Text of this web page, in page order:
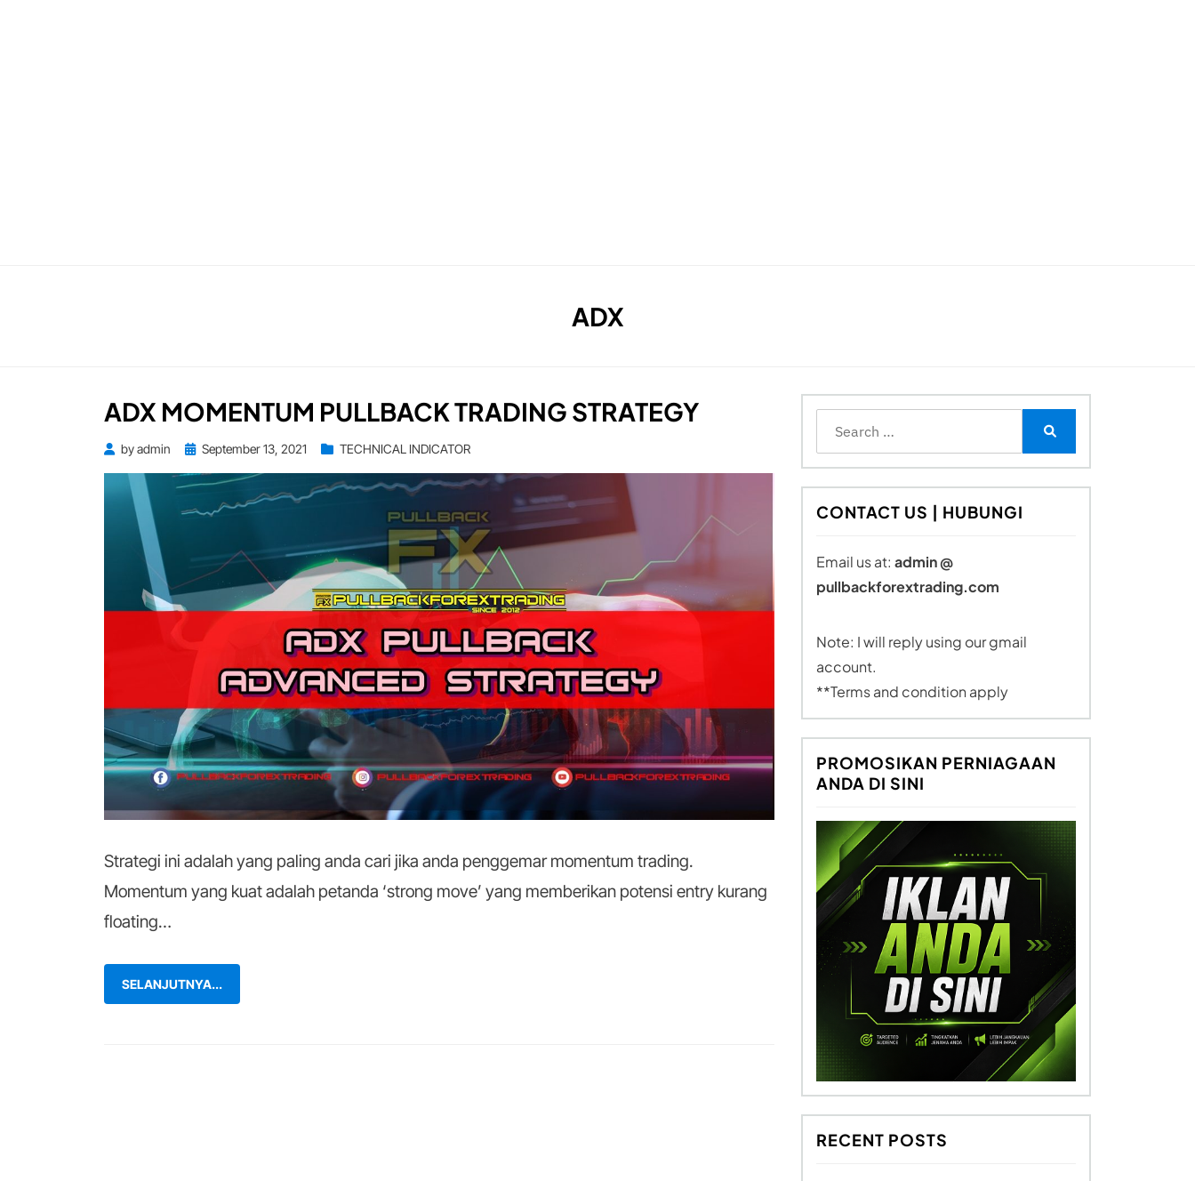
TAG
:
ADX
ADX MOMENTUM PULLBACK TRADING STRATEGY
byadmin
Posted
on
September 13, 2021 TECHNICAL INDICATOR
Strategi ini adalah yang paling anda cari jika anda penggemar momentum trading.
Momentum yang kuat adalah petanda ‘strong move’ yang memberikan potensi entry kurang
floating…
SELANJUTNYA...
CONTACT US | HUBUNGI
Email us at: admin @
pullbackforextrading.com
Note: I will reply using our gmail
account.
**Terms and condition apply
PROMOSIKAN PERNIAGAAN
ANDA DI SINI
RECENT POSTS